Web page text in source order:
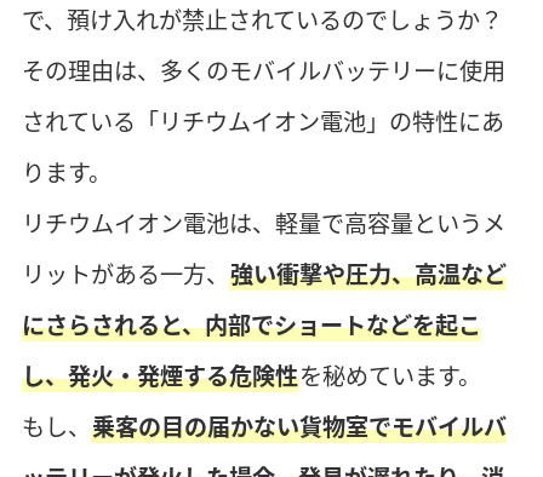
で、預け入れが禁止されているのでしょうか？
その理由は、多くのモバイルバッテリーに使用
されている「リチウムイオン電池」の特性にあ
ります。
リチウムイオン電池は、軽量で高容量というメ
リットがある一方、 強い衝撃や圧力、高温など
にさらされると、内部でショートなどを起こ
し、発火・発煙する危険性を秘めています。
もし、 乗客の目の届かない貨物室でモバイルバ